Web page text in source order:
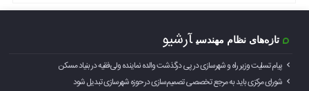
تازه‌های نظام مهندسی آرشیو
پیام تسلیت وزیر راه و شهرسازی در پی درگذشت والده نماینده ولی‌فقیه در بنیاد مسکن
شورای مرکزی باید به مرجع تخصصی تصمیم‌سازی در حوزه شهرسازی تبدیل شود